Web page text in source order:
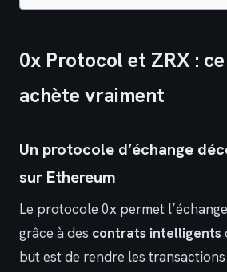
0x Protocol et ZRX : ce
achète vraiment
Un protocole d’échange
sur Ethereum
Le protocole 0x permet
grâce à des contrats intelligents
but est de rendre les